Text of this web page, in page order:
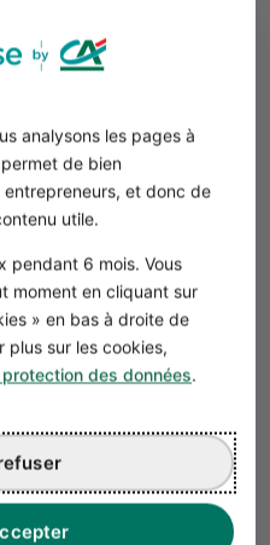
analysons les pages à
de bien
et donc de
utile.
pendant 6 mois. Vous
moment en cliquant sur
» en bas à droite de
plus sur les cookies,
des données.
les espaces communs,
clairement indiquées,
et plans
dans tous les
desformationsrégulières
et l’utilisation des
permet de
avec les règles
sécurité en vigueur.